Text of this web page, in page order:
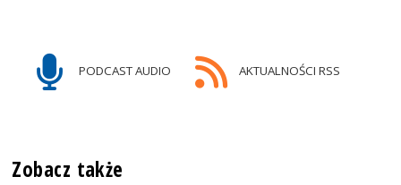
PODCAST AUDIO AKTUALNOŚCI RSS
Zobacz także